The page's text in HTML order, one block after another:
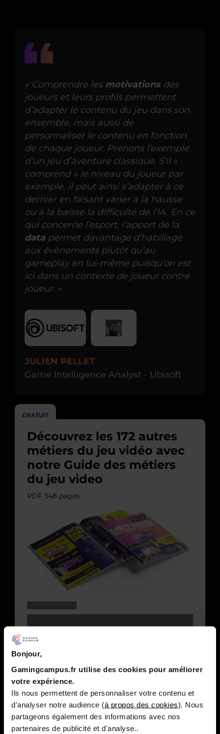
Bonjour,
Gamingcampus.fr utilise des cookies pour améliorer
votre expérience.
Ils nous permettent de personnaliser votre contenu et
d'analyser notre audience (à propos des cookies). Nous
partageons également des informations avec nos
partenaires de publicité et d'analyse..
« Comprendre les motivationsdes
joueurs et leurs profils permettent
d’adapter le contenu du jeu dans son
ensemble, mais aussi de
personnaliser le contenu en fonction
de chaque joueur. Prenons l’exemple
d’un jeu d’aventure classique. S'il «
comprend » le niveau du joueur par
exemple, il peut ainsi s’adapter à ce
dernier en faisant varier à la hausse
ou à la baisse la difficulté de l’IA. En ce
qui concerne l’esport, l’apport de la
data permet davantage d’habillage
aux évènements plutôt qu’au
gameplay en lui-même puisqu’on est
ici dans un contexte de joueur contre
joueur. »
JULIEN PELLET
Game Intelligence Analyst - Ubisoft
GRATUIT
Découvrez les 172 autres
métiers du jeu vidéo avec
notre Guide des métiers
du jeu video
PDF 348 pages